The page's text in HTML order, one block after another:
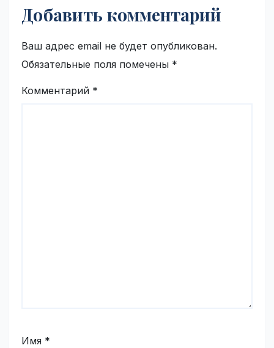
Добавить комментарий
Ваш адрес email не будет опубликован.
Обязательные поля помечены *
Комментарий *
Имя *